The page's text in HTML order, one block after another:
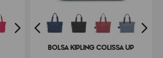
BOLSA KIPLING COLISSA UP